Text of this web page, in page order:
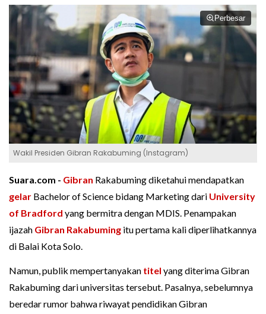
Perbesar
Wakil Presiden Gibran Rakabuming (Instagram)
Suara.com - Gibran Rakabuming diketahui mendapatkan
gelar Bachelor of Science bidang Marketing dari University
of Bradford yang bermitra dengan MDIS. Penampakan
ijazah Gibran Rakabuming itu pertama kali diperlihatkannya
di Balai Kota Solo.
Namun, publik mempertanyakan titel yang diterima Gibran
Rakabuming dari universitas tersebut. Pasalnya, sebelumnya
beredar rumor bahwa riwayat pendidikan Gibran